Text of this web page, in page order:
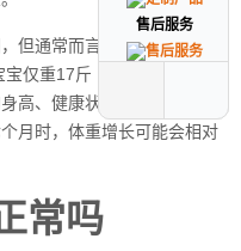
但通常而言，七个月大的宝
仅重17斤（约7公斤），可
高、健康状况及食欲等多方
月时，体重增长可能会相对
常吗
售后服务
售后服务